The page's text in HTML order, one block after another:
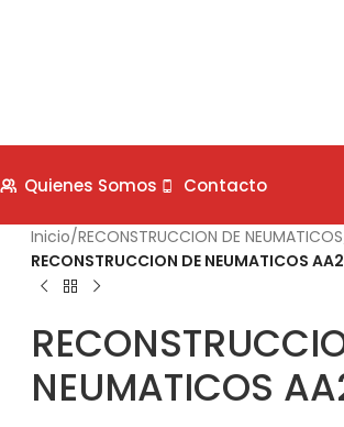
Quienes Somos Contacto
Inicio/RECONSTRUCCION DE NEUMATICOS
RECONSTRUCCION DE NEUMATICOS
NEUMATICOS